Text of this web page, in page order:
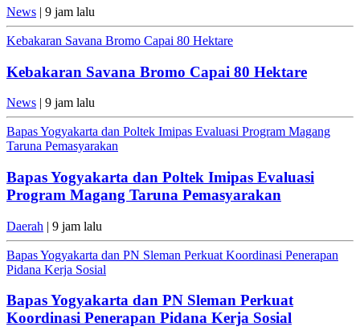
News | 9 jam lalu
Kebakaran Savana Bromo Capai 80 Hektare
Kebakaran Savana Bromo Capai 80 Hektare
News | 9 jam lalu
Bapas Yogyakarta dan Poltek Imipas Evaluasi Program Magang
Taruna Pemasyarakan
Bapas Yogyakarta dan Poltek Imipas Evaluasi
Program Magang Taruna Pemasyarakan
Daerah | 9 jam lalu
Bapas Yogyakarta dan PN Sleman Perkuat Koordinasi Penerapan
Pidana Kerja Sosial
Bapas Yogyakarta dan PN Sleman Perkuat
Koordinasi Penerapan Pidana Kerja Sosial